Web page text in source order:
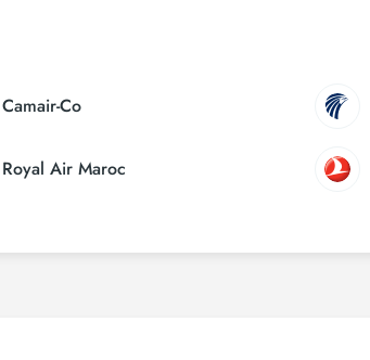
Camair-Co
Royal Air Maroc